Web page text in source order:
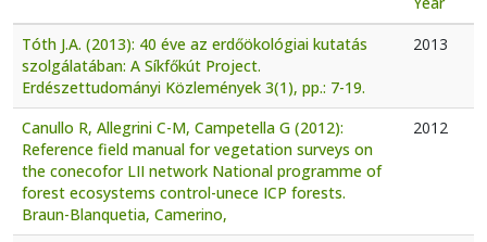
Tóth J.A. (2013): 40 éve az erdőökológiai kutatás
szolgálatában: A Síkfőkút Project.
Erdészettudományi Közlemények 3(1), pp.: 7-19.
2013
Canullo R, Allegrini C-M, Campetella G (2012):
Reference field manual for vegetation surveys on
the conecofor LII network National programme of
forest ecosystems control-unece ICP forests.
Braun-Blanquetia, Camerino,
2012